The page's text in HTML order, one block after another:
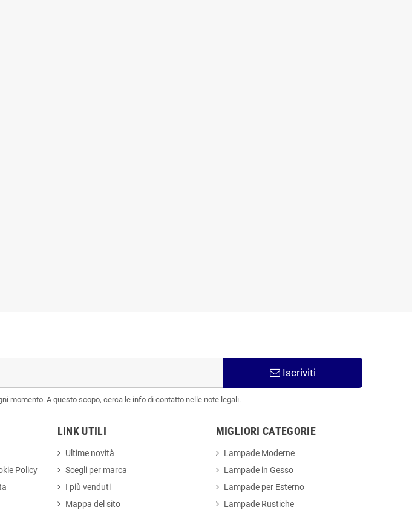
Iscriviti
momento. A questo scopo, cerca le info di contatto nelle note legali.
Policy
LINK UTILI
Ultime novità
Scegli per marca
I più venduti
Mappa del sito
MIGLIORI CATEGORIE
Lampade Moderne
Lampade in Gesso
Lampade per Esterno
Lampade Rustiche